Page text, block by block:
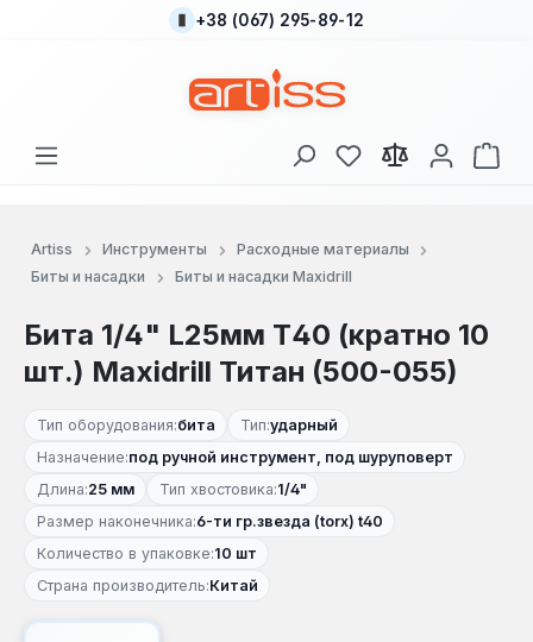
Перейти к основному содержанию
+38 (067) 295-89-12
У вас есть товары
В
Artiss Инструменты
Расходные материалы
Биты и насадки
Биты и насадки Maxidrill
Бита 1/4" L25мм Т40 (кратно 10
шт.) Maxidrill Титан (500-055)
Тип оборудования:бита Тип:ударный
Назначение:под ручной инструмент, под шуруповерт
Длина:25 мм Тип хвостовика:1/4"
Размер наконечника:6-ти гр.звезда (torx) t40
Количество в упаковке:10 шт
Страна производитель:Китай